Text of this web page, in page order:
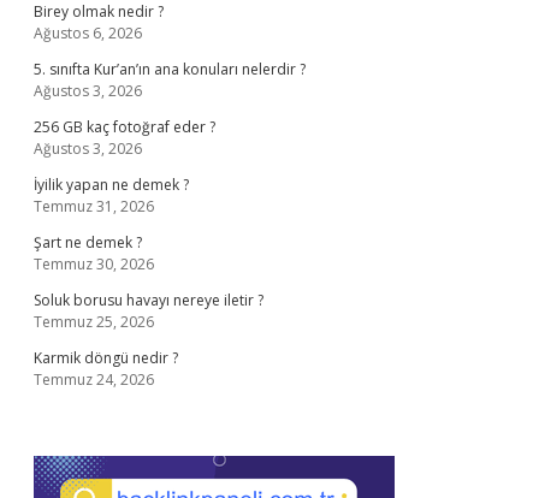
Birey olmak nedir ?
Ağustos 6, 2026
5. sınıfta Kur’an’ın ana konuları nelerdir ?
Ağustos 3, 2026
256 GB kaç fotoğraf eder ?
Ağustos 3, 2026
İyilik yapan ne demek ?
Temmuz 31, 2026
Şart ne demek ?
Temmuz 30, 2026
Soluk borusu havayı nereye iletir ?
Temmuz 25, 2026
Karmik döngü nedir ?
Temmuz 24, 2026